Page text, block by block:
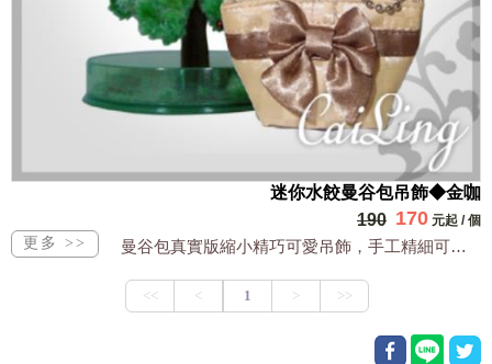
迷你水餃曼谷包吊飾◆金咖
190 170 元起 /個
曼谷包真實版縮小精巧可愛吊飾，手工精細可裝小物全台獨家販售